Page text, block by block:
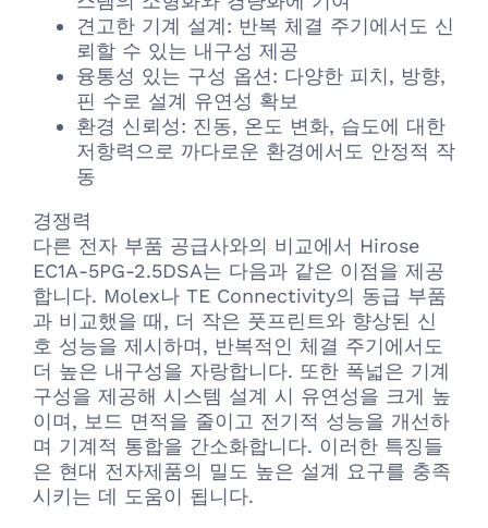
견고한 기계 설계: 반복 체결 주기에서도 신
뢰할 수 있는 내구성 제공
융통성 있는 구성 옵션: 다양한 피치, 방향,
핀 수로 설계 유연성 확보
환경 신뢰성: 진동, 온도 변화, 습도에 대한
저항력으로 까다로운 환경에서도 안정적 작
동
경쟁력
다른 전자 부품 공급사와의 비교에서 Hirose
EC1A-5PG-2.5DSA는 다음과 같은 이점을 제공
합니다. Molex나 TE Connectivity의 동급 부품
과 비교했을 때, 더 작은 풋프린트와 향상된 신
호 성능을 제시하며, 반복적인 체결 주기에서도
더 높은 내구성을 자랑합니다. 또한 폭넓은 기계
구성을 제공해 시스템 설계 시 유연성을 크게 높
이며, 보드 면적을 줄이고 전기적 성능을 개선하
며 기계적 통합을 간소화합니다. 이러한 특징들
은 현대 전자제품의 밀도 높은 설계 요구를 충족
시키는 데 도움이 됩니다.